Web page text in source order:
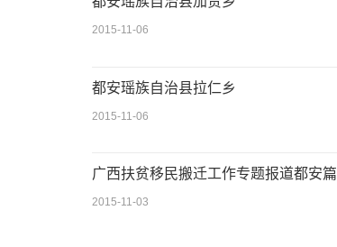
2015-11-06
都安瑶族自治县拉仁乡
2015-11-06
广西扶贫移民搬迁工作专题报道都安篇
2015-11-03